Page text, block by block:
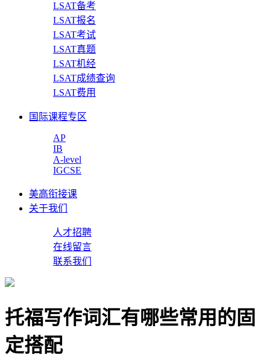
LSAT备考
LSAT报名
LSAT考试
LSAT真题
LSAT机经
LSAT成绩查询
LSAT费用
国际课程专区
AP
IB
A-level
IGCSE
美高衔接课
关于我们
人才招聘
在线留言
联系我们
托福写作词汇有哪些常用的固
定搭配